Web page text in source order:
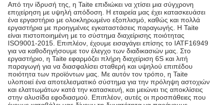
Από την ίδρυσή της, η Taite επιδιώκει να χτίσει μια σύγχρονη
επιχείρηση με υψηλή απόδοση. Η εταιρεία μας έχει κατασκευάσει
ένα εργαστήριο με ολοκληρωμένο εξοπλισμό, καθώς και πολλά
εργαστήρια με προηγμένες εγκαταστάσεις παραγωγής. Η Taite
είναι πιστοποιημένη με το σύστημα διαχείρισης ποιότητας
ISO9001-2015. Επιπλέον, έχουμε εισαγάγει επίσης το IATF16949
για να καθοδηγήσουμε τον έλεγχο των διαδικασιών μας. Στο
εργαστήριο, η Taite εφαρμόζει πλήρη διαχείριση 6S και λιτή
παραγωγή για να διασφαλίσει σταθερή και υψηλού επιπέδου
ποιότητα των προϊόντων μας. Με αυτόν τον τρόπο, η Taite
υλοποιεί ένα αποτελεσματικό σύστημα για την πρόληψη αστοχιών
και ελαττωμάτων κατά την κατασκευή, και μειώνει τις αποκλίσεις
στην αλυσίδα εφοδιασμού. Επιπλέον, αυτές οι προσπάθειες που